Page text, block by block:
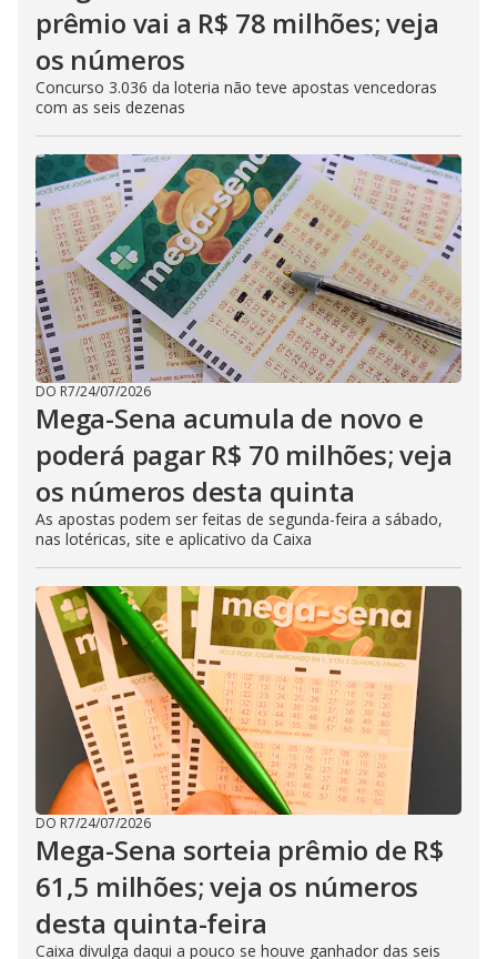
prêmio vai a R$ 78 milhões; veja
os números
Concurso 3.036 da loteria não teve apostas vencedoras
com as seis dezenas
DO R7/24/07/2026
Mega-Sena acumula de novo e
poderá pagar R$ 70 milhões; veja
os números desta quinta
As apostas podem ser feitas de segunda-feira a sábado,
nas lotéricas, site e aplicativo da Caixa
DO R7/24/07/2026
Mega-Sena sorteia prêmio de R$
61,5 milhões; veja os números
desta quinta-feira
Caixa divulga daqui a pouco se houve ganhador das seis